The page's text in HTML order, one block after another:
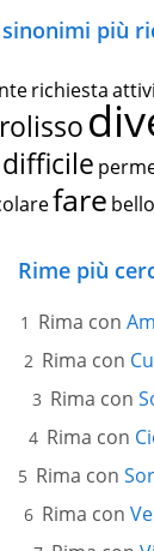
più
richiesta
difficile
fare bello
Rime più
Rima con
Rima con
Rima con
Rima con
Rima con
Rima con